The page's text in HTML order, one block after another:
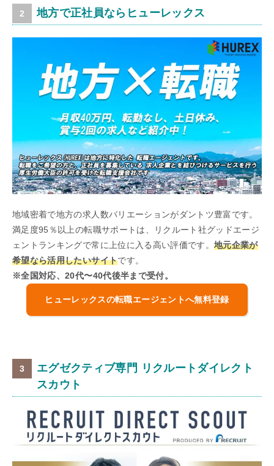
地方で正社員ならヒューレックス
地域密着で地方の求人数バリエーションがダントツ豊富です。
満足度95％以上の転職サポートは、リクルート社グッドエージ
ェントランキングで常に上位に入る高い評価です。地元企業が
希望なら活用したいサイトです。
※全国対応、20代〜40代後半まで受付。
ヒューレックスの転職エージェントへ無料登録
エグゼクティブ専門 リクルートダイレクト
スカウト